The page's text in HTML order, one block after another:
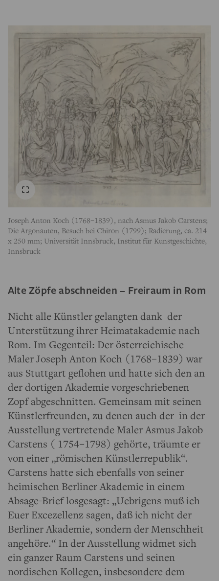
Joseph Anton Koch (1768–1839), nach Asmus Jakob Carstens;
Die Argonauten, Besuch bei Chiron (1799); Radierung, ca. 214
x 250 mm; Universität Innsbruck, Institut für Kunstgeschichte,
Innsbruck
Alte Zöpfe abschneiden – Freiraum in Rom
Nicht alle Künstler gelangten dank der
Unterstützung ihrer Heimatakademie nach
Rom. Im Gegenteil: Der österreichische
Maler Joseph Anton Koch (1768–1839) war
aus Stuttgart geflohen und hatte sich den an
der dortigen Akademie vorgeschriebenen
Zopf abgeschnitten. Gemeinsam mit seinen
Künstlerfreunden, zu denen auch der in der
Ausstellung vertretende Maler Asmus Jakob
Carstens ( 1754–1798) gehörte, träumte er
von einer „römischen Künstlerrepublik“.
Carstens hatte sich ebenfalls von seiner
heimischen Berliner Akademie in einem
Absage-Brief losgesagt: „Uebrigens muß ich
Euer Excezellenz sagen, daß ich nicht der
Berliner Akademie, sondern der Menschheit
angehöre.“ In der Ausstellung widmet sich
ein ganzer Raum Carstens und seinen
nordischen Kollegen, insbesondere dem